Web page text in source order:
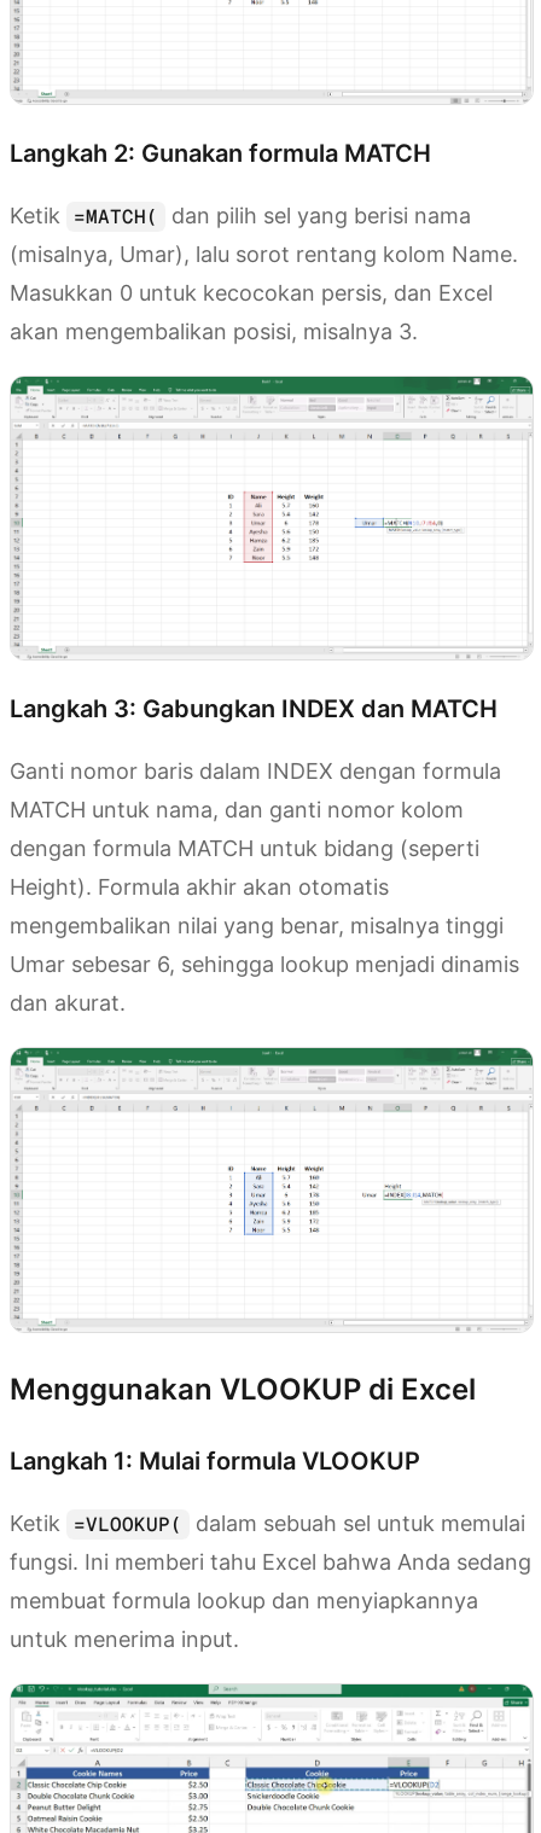
Langkah 2: Gunakan formula MATCH
Ketik =MATCH(
dan pilih sel yang berisi nama
(misalnya, Umar), lalu sorot rentang kolom Name.
Masukkan 0 untuk kecocokan persis, dan Excel
akan mengembalikan posisi, misalnya 3.
Langkah 3: Gabungkan INDEX dan MATCH
Ganti nomor baris dalam INDEX dengan formula
MATCH untuk nama, dan ganti nomor kolom
dengan formula MATCH untuk bidang (seperti
Height). Formula akhir akan otomatis
mengembalikan nilai yang benar, misalnya tinggi
Umar sebesar 6, sehingga lookup menjadi dinamis
dan akurat.
Menggunakan VLOOKUP di Excel
Langkah 1: Mulai formula VLOOKUP
Ketik =VLOOKUP(
dalam sebuah sel untuk memulai
fungsi. Ini memberi tahu Excel bahwa Anda sedang
membuat formula lookup dan menyiapkannya
untuk menerima input.